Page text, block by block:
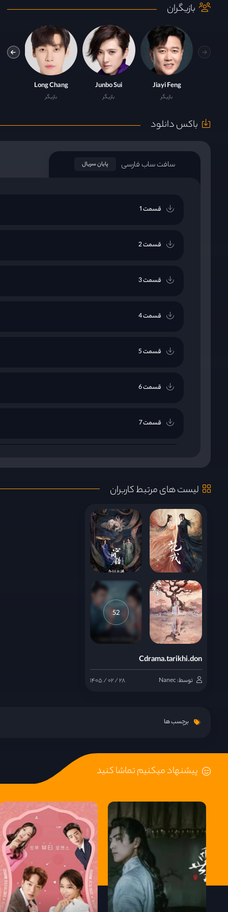
بازیگران
Jiayi Feng
بازیگر
Junbo Sui
بازیگر
Long Chang
بازیگر
باکس دانلود
سافت ساب فارسی پایان سریال
قسمت 1
قسمت 2
قسمت 3
قسمت 4
قسمت 5
قسمت 6
قسمت 7
قسمت 9
قسمت 10
قسمت 11
قسمت 12
قسمت 13
قسمت 14
قسمت 19
قسمت 20
لیست های مرتبط کاربران
52
Cdrama.tarikhi.don
توسط: Nanec ۱۴۰۵ / ۰۲ / ۲۸
برچسب ها
پیشنهاد میکنیم تماشا کنید